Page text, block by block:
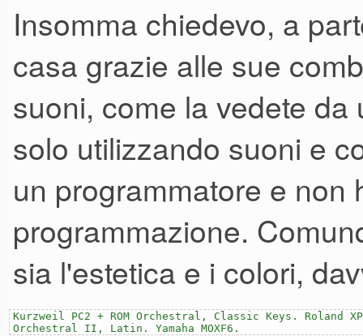
Insomma chiedevo, a
casa grazie alle sue
suoni, come la vedete
solo utilizzando suoni e
un programmatore e non
programmazione.
sia l'estetica e i colori,
Kurzweil PC2 + ROM Orchestral, Classic Keys. Roland
Orchestral II, Latin. Yamaha MOXF6.